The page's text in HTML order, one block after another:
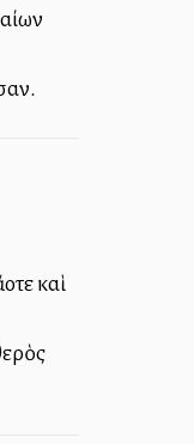
καὶ